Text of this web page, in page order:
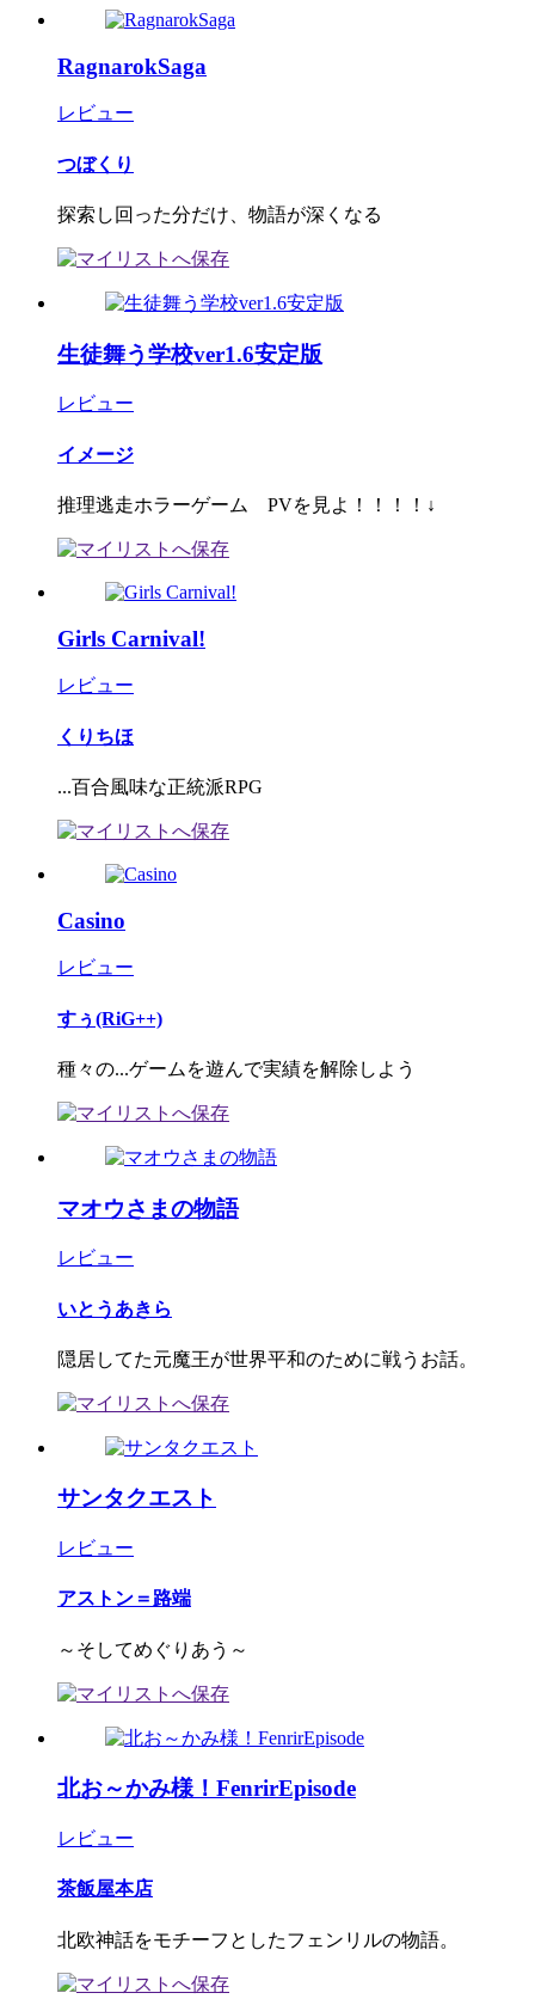
RagnarokSaga
レビュー
つぼくり
探索し回った分だけ、物語が深くなる
生徒舞う学校ver1.6安定版
レビュー
イメージ
推理逃走ホラーゲーム PVを見よ！！！！↓
Girls Carnival!
レビュー
くりちほ
...百合風味な正統派RPG
Casino
レビュー
すぅ(RiG++)
種々の...ゲームを遊んで実績を解除しよう
マオウさまの物語
レビュー
いとうあきら
隠居してた元魔王が世界平和のために戦うお話。
サンタクエスト
レビュー
アストン＝路端
～そしてめぐりあう～
北お～かみ様！FenrirEpisode
レビュー
茶飯屋本店
北欧神話をモチーフとしたフェンリルの物語。